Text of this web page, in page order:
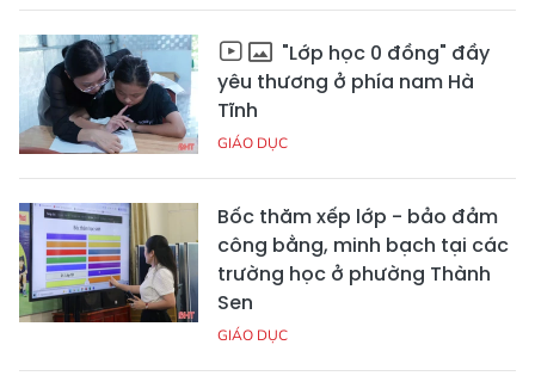
"Lớp học 0 đồng" đầy
yêu thương ở phía nam Hà
Tĩnh
GIÁO DỤC
Bốc thăm xếp lớp - bảo đảm
công bằng, minh bạch tại các
trường học ở phường Thành
Sen
GIÁO DỤC